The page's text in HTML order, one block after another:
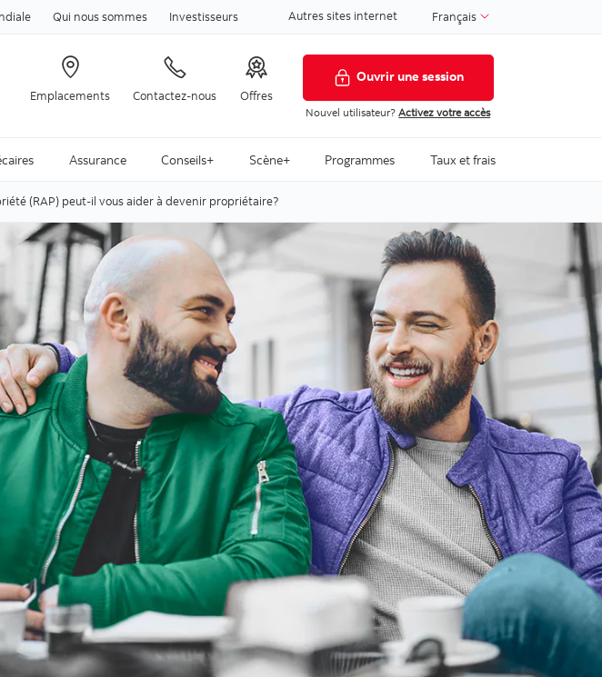
Qui nous sommes Investisseurs Autres sites internet Français
Emplacements Contactez-nous Offres
Ouvrir une session
Nouvel utilisateur?Activez votre accès
Assurance Conseils+ Scène+ Programmes Taux et frais
(RAP) peut-il vous aider à devenir propriétaire?